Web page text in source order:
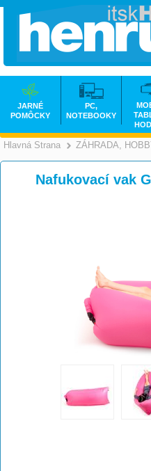
Hlavná Strana ZÁHRADA,
Nafukovací vak
JARNÉ
POMÔCKY
PC,
NOTEBOOKY